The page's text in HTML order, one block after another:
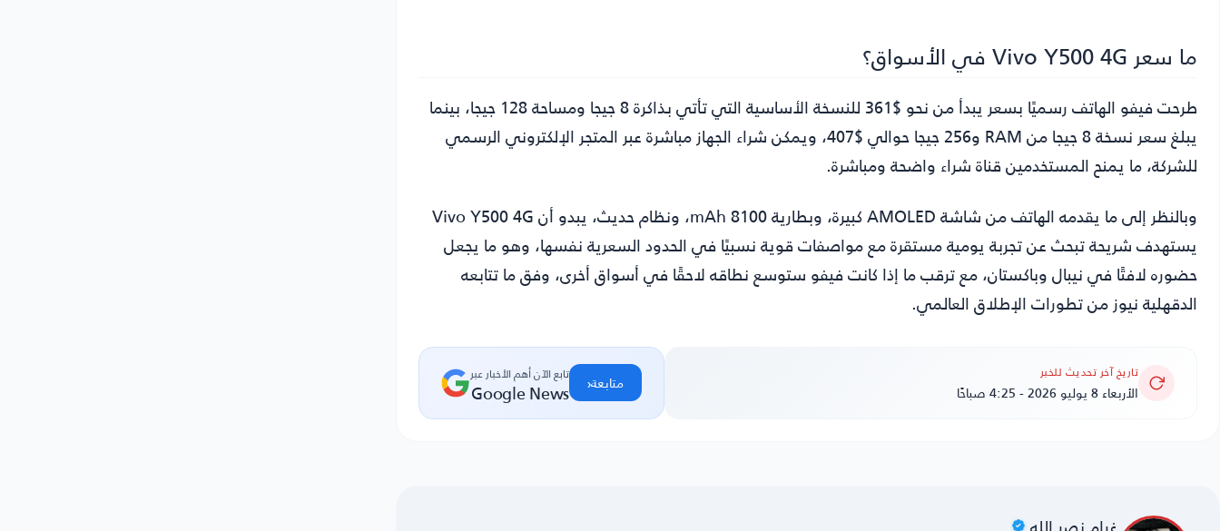
ما سعر Vivo Y500 4G في الأسواق؟
طرحت فيفو الهاتف رسميًا بسعر يبدأ من نحو $361 للنسخة الأساسية التي تأتي بذاكرة 8 جيجا ومساحة 128 جيجا، بينما
يبلغ سعر نسخة 8 جيجا من RAM و256 جيجا حوالي $407، ويمكن شراء الجهاز مباشرة عبر المتجر الإلكتروني الرسمي
للشركة، ما يمنح المستخدمين قناة شراء واضحة ومباشرة.
وبالنظر إلى ما يقدمه الهاتف من شاشة AMOLED كبيرة، وبطارية 8100 mAh، ونظام حديث، يبدو أن Vivo Y500 4G
يستهدف شريحة تبحث عن تجربة يومية مستقرة مع مواصفات قوية نسبيًا في الحدود السعرية نفسها، وهو ما يجعل
حضوره لافتًا في نيبال وباكستان، مع ترقب ما إذا كانت فيفو ستوسع نطاقه لاحقًا في أسواق أخرى، وفق ما تتابعه
الدقهلية نيوزمن تطورات الإطلاق العالمي.
تاريخ آخر تحديث للخبر
الأربعاء 8 يوليو 2026 - 4:25 صباحًا
تابع الآن أهم الأخبار عبر
Google News متابعة‹